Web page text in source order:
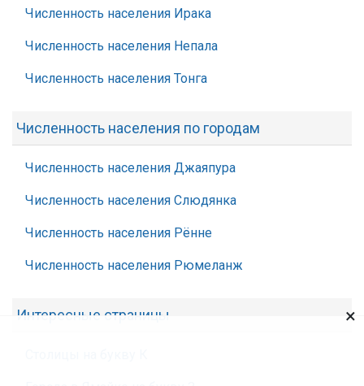
Численность населения Ирака
Численность населения Непала
Численность населения Тонга
Численность населения по городам
Численность населения Джаяпура
Численность населения Слюдянка
Численность населения Рённе
Численность населения Рюмеланж
Интересные страницы ×